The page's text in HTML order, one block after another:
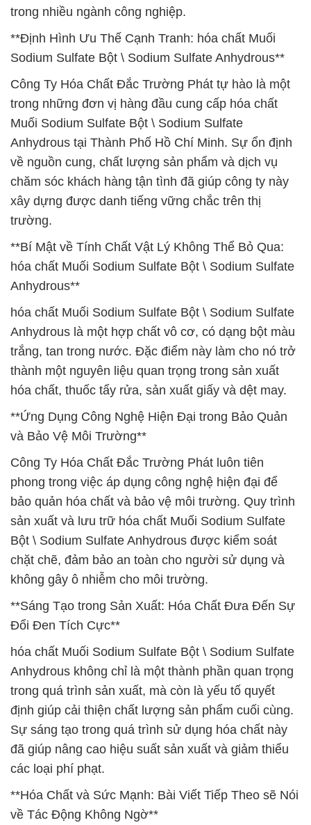
trong nhiều ngành công nghiệp.
**Định Hình Ưu Thế Cạnh Tranh: hóa chất Muối
Sodium Sulfate Bột \ Sodium Sulfate Anhydrous**
Công Ty Hóa Chất Đắc Trường Phát tự hào là một
trong những đơn vị hàng đầu cung cấp hóa chất
Muối Sodium Sulfate Bột \ Sodium Sulfate
Anhydrous tại Thành Phố Hồ Chí Minh. Sự ổn định
về nguồn cung, chất lượng sản phẩm và dịch vụ
chăm sóc khách hàng tận tình đã giúp công ty này
xây dựng được danh tiếng vững chắc trên thị
trường.
**Bí Mật về Tính Chất Vật Lý Không Thể Bỏ Qua:
hóa chất Muối Sodium Sulfate Bột \ Sodium Sulfate
Anhydrous**
hóa chất Muối Sodium Sulfate Bột \ Sodium Sulfate
Anhydrous là một hợp chất vô cơ, có dạng bột màu
trắng, tan trong nước. Đặc điểm này làm cho nó trở
thành một nguyên liệu quan trọng trong sản xuất
hóa chất, thuốc tẩy rửa, sản xuất giấy và dệt may.
**Ứng Dụng Công Nghệ Hiện Đại trong Bảo Quản
và Bảo Vệ Môi Trường**
Công Ty Hóa Chất Đắc Trường Phát luôn tiên
phong trong việc áp dụng công nghệ hiện đại để
bảo quản hóa chất và bảo vệ môi trường. Quy trình
sản xuất và lưu trữ hóa chất Muối Sodium Sulfate
Bột \ Sodium Sulfate Anhydrous được kiểm soát
chặt chẽ, đảm bảo an toàn cho người sử dụng và
không gây ô nhiễm cho môi trường.
**Sáng Tạo trong Sản Xuất: Hóa Chất Đưa Đến Sự
Đổi Đen Tích Cực**
hóa chất Muối Sodium Sulfate Bột \ Sodium Sulfate
Anhydrous không chỉ là một thành phần quan trọng
trong quá trình sản xuất, mà còn là yếu tố quyết
định giúp cải thiện chất lượng sản phẩm cuối cùng.
Sự sáng tạo trong quá trình sử dụng hóa chất này
đã giúp nâng cao hiệu suất sản xuất và giảm thiểu
các loại phí phạt.
**Hóa Chất và Sức Mạnh: Bài Viết Tiếp Theo sẽ Nói
về Tác Động Không Ngờ**